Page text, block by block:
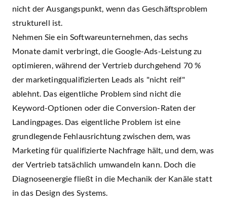
nicht der Ausgangspunkt, wenn das Geschäftsproblem
strukturell ist.
Nehmen Sie ein Softwareunternehmen, das sechs
Monate damit verbringt, die Google-Ads-Leistung zu
optimieren, während der Vertrieb durchgehend 70 %
der marketingqualifizierten Leads als "nicht reif"
ablehnt. Das eigentliche Problem sind nicht die
Keyword-Optionen oder die Conversion-Raten der
Landingpages. Das eigentliche Problem ist eine
grundlegende Fehlausrichtung zwischen dem, was
Marketing für qualifizierte Nachfrage hält, und dem, was
der Vertrieb tatsächlich umwandeln kann. Doch die
Diagnoseenergie fließt in die Mechanik der Kanäle statt
in das Design des Systems.